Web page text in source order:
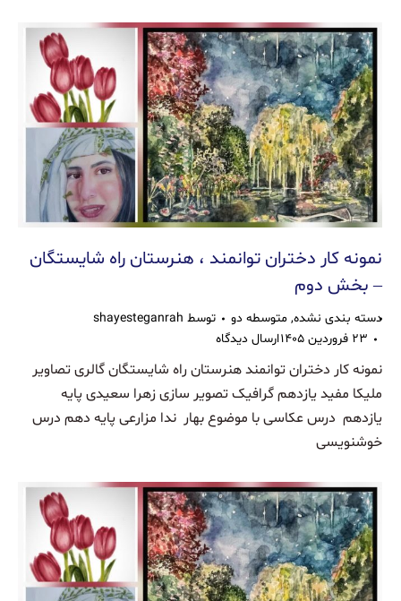
نمونه کار دختران توانمند ، هنرستان راه شایستگان
– بخش دوم
دسته بندی نشده, متوسطه دو توسط shayesteganrah
۲۳ فروردین ۱۴۰۵
ارسال دیدگاه
نمونه کار دختران توانمند هنرستان راه شایستگان گالری تصاویر
ملیکا مفید یازدهم گرافیک تصویر سازی زهرا سعیدی پایه
یازدهم درس عکاسی با موضوع بهار ندا مزارعی پایه دهم درس
خوشنویسی